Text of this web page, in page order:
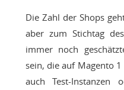
Die Zahl der Shops
aber zum Stichtag
immer noch
sein, die auf Magento
auch Test-Instanzen